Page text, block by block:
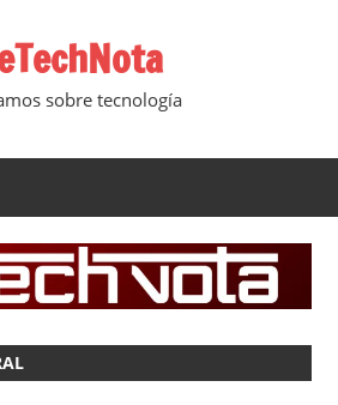
sobre tecnología